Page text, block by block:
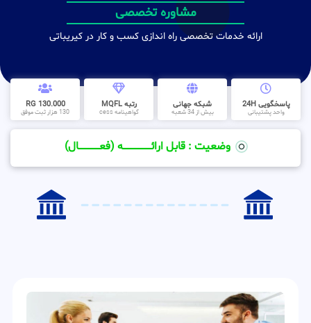
مشاوره تخصصی
ارائه خدمات تخصصی راه اندازی کسب و کار در کیریباتی
پاسخگویی 24H
واحد پشتیبانی
شبکه جهانی
بیش از 34 شعبه
رتبه MQFL
گواهینامه cess
130.000 RG
130 هزار ثبت موفق
وضعیت : قابل ارائــــــــــــــــــــه (فعـــــــــــــــال)